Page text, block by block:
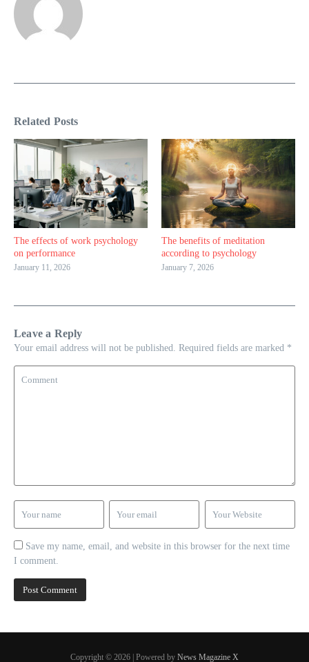
Related Posts
The effects of work psychology
on performance
January 11, 2026
The benefits of meditation
according to psychology
January 7, 2026
Leave a Reply
Your email address will not be published. Required fields are marked *
Save my name, email, and website in this browser for the next time
I comment.
Copyright © 2026 | Powered by News Magazine X